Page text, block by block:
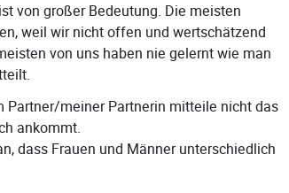
von großer Bedeutung. Die meisten
weil wir nicht offen und wertschätzend
von uns haben nie gelernt wie man
Partner/meiner Partnerin mitteile nicht das
ankommt.
dass Frauen und Männer unterschiedlich